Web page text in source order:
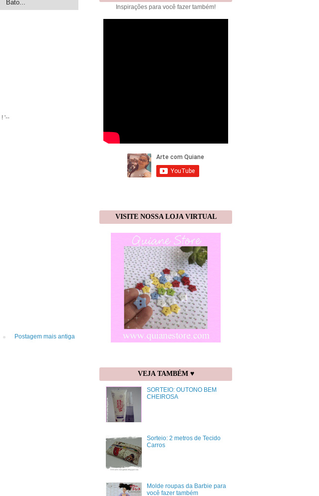
Bato...
'--
Postagem mais antiga
Inspirações para você fazer também!
VISITE NOSSA LOJA VIRTUAL
VEJA TAMBÉM ♥
SORTEIO: OUTONO BEM
CHEIROSA
Sorteio: 2 metros de Tecido
Carros
Molde roupas da Barbie para
você fazer também